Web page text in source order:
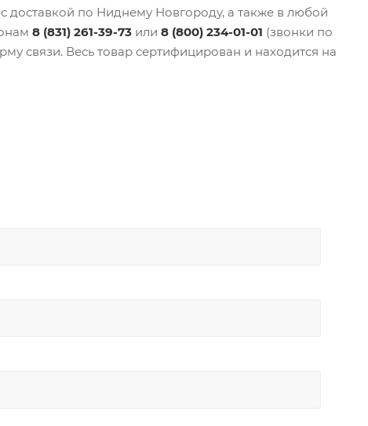
доставкой по Ниднему Новгороду, а также в любой
8 (831) 261-39-73 или8 (800) 234-01-01 (звонки по
связи. Весь товар сертифицирован и находится на